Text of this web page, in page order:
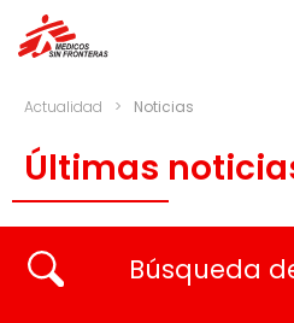
Actualidad > Noticias
Últimas
Búsqueda